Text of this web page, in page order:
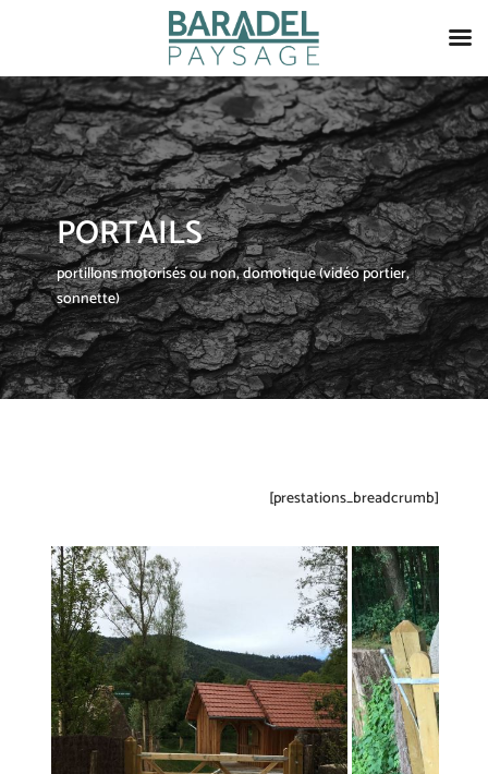
PORTAILS
portillons motorisés ou non, domotique (vidéo portier,
sonnette)
[prestations_breadcrumb]